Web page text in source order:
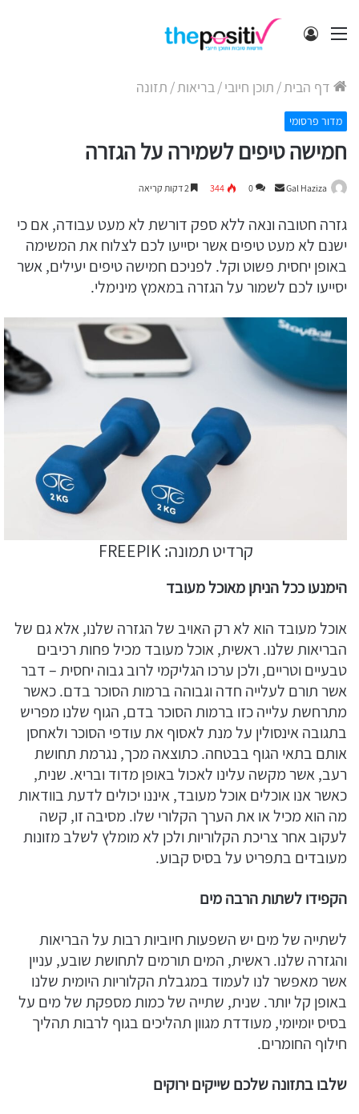
תפריט התחבר
דף הבית/ תוכן חיובי/בריאות/ תזונה
מדור פרסומי
חמישה טיפים לשמירה על הגזרה
Gal Haziza
Send
email
0
344
גזרה חטובה ונאה ללא ספק דורשת לא מעט עבודה, אם כי
ישנם לא מעט טיפים אשר יסייעו לכם לצלוח את המשימה
באופן יחסית פשוט וקל. לפניכם חמישה טיפים יעילים, אשר
יסייעו לכם לשמור על הגזרה במאמץ מינימלי.
קרדיט תמונה: FREEPIK
הימנעו ככל הניתן מאוכל מעובד
אוכל מעובד הוא לא רק האויב של הגזרה שלנו, אלא גם של
הבריאות שלנו. ראשית, אוכל מעובד מכיל פחות רכיבים
טבעיים וטריים, ולכן ערכו הגליקמי לרוב גבוה יחסית – דבר
אשר תורם לעלייה חדה וגבוהה ברמות הסוכר בדם. כאשר
מתרחשת עלייה כזו ברמות הסוכר בדם, הגוף שלנו מפריש
בתגובה אינסולין על מנת לאסוף את עודפי הסוכר ולאחסן
אותם בתאי הגוף בבטחה. כתוצאה מכך, נגרמת תחושת
רעב, אשר מקשה עלינו לאכול באופן מדוד ובריא. שנית,
כאשר אנו אוכלים אוכל מעובד, איננו יכולים לדעת בוודאות
מה הוא מכיל או את הערך הקלורי שלו. מסיבה זו, קשה
לעקוב אחר צריכת הקלוריות ולכן לא מומלץ לשלב מזונות
מעובדים בתפריט על בסיס קבוע.
הקפידו לשתות הרבה מים
לשתייה של מים יש השפעות חיוביות רבות על הבריאות
והגזרה שלנו. ראשית, המים תורמים לתחושת שובע, עניין
אשר מאפשר לנו לעמוד במגבלת הקלוריות היומית שלנו
באופן קל יותר. שנית, שתייה של כמות מספקת של מים על
בסיס יומיומי, מעודדת מגוון תהליכים בגוף לרבות תהליך
חילוף החומרים.
שלבו בתזונה שלכם שייקים ירוקים